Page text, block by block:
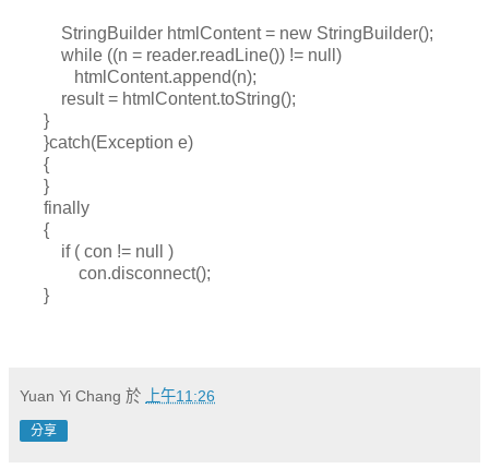
StringBuilder htmlContent = new StringBuilder();
while ((n = reader.readLine()) != null)
htmlContent.append(n);
result = htmlContent.toString();
}
}catch(Exception e)
{
}
finally
{
if ( con != null )
con.disconnect();
}
Yuan Yi Chang 於 上午11:26
分享